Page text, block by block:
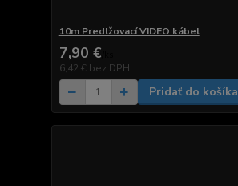
10m Predlžovací VIDEO kábel
7,90 €
6,42 € bez DPH
Pridať do košíka